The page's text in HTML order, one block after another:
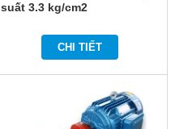
suất 3.3 kg/cm2
CHI TIẾT